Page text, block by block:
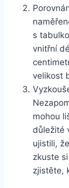
s
vnitřní
velikost
mohou
důležité
ujistili,
zkuste
zjistěte,